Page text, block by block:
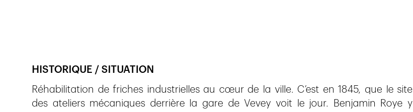
HISTORIQUE / SITUATION
Réhabilitation de friches industrielles au cœur de la ville. C’est en 1845, que le site
des ateliers mécaniques derrière la gare de Vevey voit le jour. Benjamin Roye y